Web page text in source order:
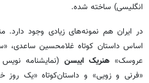
انگلیسی) ساخته شده.
در ایران هم نمونه‌های زیادی وجود دارد.
اساس داستان کوتاه غلامحسین ساعدی،
عروسک» هنریک ایبسن(نمایشنامه نویس
«فرنی و زویی» و داستان‌کوتاه «یک